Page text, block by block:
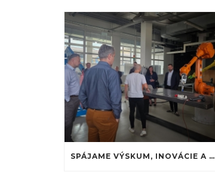
SPÁJAME VÝSKUM, INOVÁCIE A PRIEMYSELNÚ PRAX